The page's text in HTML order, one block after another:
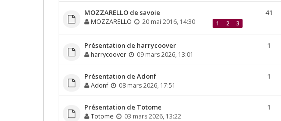
MOZZARELLO de savoie
1 2 3
MOZZARELLO 20 mai 2016, 14:30
41
Présentation de harrycoover
harrycoover 09 mars 2026, 13:01
1
Présentation de Adonf
Adonf 08 mars 2026, 17:51
1
Présentation de Totome
Totome 03 mars 2026, 13:22
1